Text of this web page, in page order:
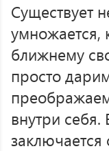
Существует
умножается,
ближнему
просто
внутри
заключается